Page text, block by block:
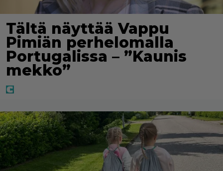
Tältä näyttää Vappu
Pimiän perhelomalla
Portugalissa – ”Kaunis
mekko”